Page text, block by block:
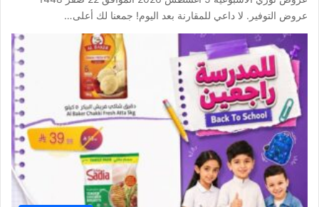
عروض التوفير. لا داعي للمقارنة بعد اليوم! جمعنا لك أعلى…